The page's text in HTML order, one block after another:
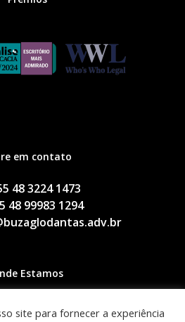
em contato
48 3224 1473
48 99983 1294
Estamos
Melo, 38 | Centro
site para fornecer a experiência